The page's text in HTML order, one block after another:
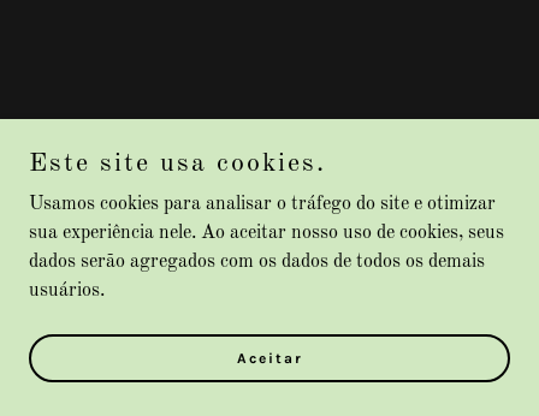
Este site usa cookies.
Usamos cookies para analisar o tráfego do site e otimizar
sua experiência nele. Ao aceitar nosso uso de cookies, seus
dados serão agregados com os dados de todos os demais
usuários.
Aceitar